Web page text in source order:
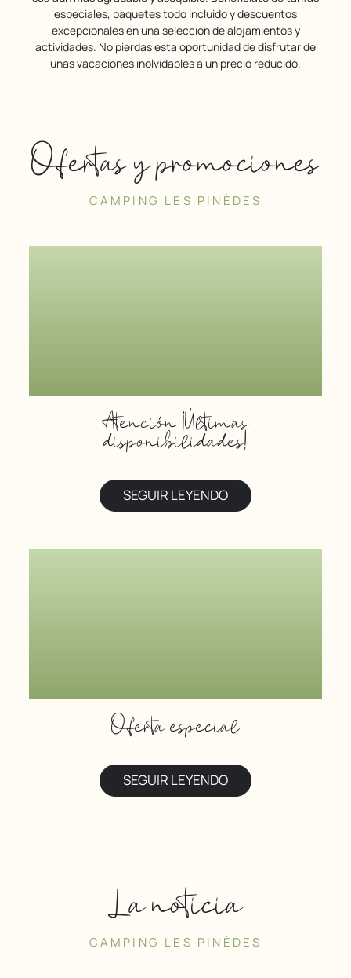
especiales, paquetes todo incluido y descuentos
excepcionales en una selección de alojamientos y
actividades. No pierdas esta oportunidad de disfrutar de
unas vacaciones inolvidables a un precio reducido.
Ofertas y promociones
CAMPING LES PINÈDES
Atención ¡Últimas
disponibilidades!
SEGUIR LEYENDO
Oferta especial
SEGUIR LEYENDO
La noticia
CAMPING LES PINÈDES